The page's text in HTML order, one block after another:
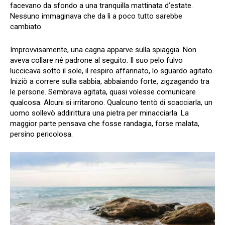
facevano da sfondo a una tranquilla mattinata d’estate.
Nessuno immaginava che da lì a poco tutto sarebbe
cambiato.
Improvvisamente, una cagna apparve sulla spiaggia. Non
aveva collare né padrone al seguito. Il suo pelo fulvo
luccicava sotto il sole, il respiro affannato, lo sguardo agitato.
Iniziò a correre sulla sabbia, abbaiando forte, zigzagando tra
le persone. Sembrava agitata, quasi volesse comunicare
qualcosa. Alcuni si irritarono. Qualcuno tentò di scacciarla, un
uomo sollevò addirittura una pietra per minacciarla. La
maggior parte pensava che fosse randagia, forse malata,
persino pericolosa.